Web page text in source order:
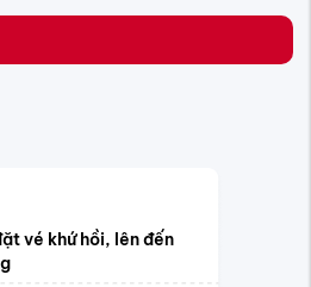
vé khứ hồi, lên đến